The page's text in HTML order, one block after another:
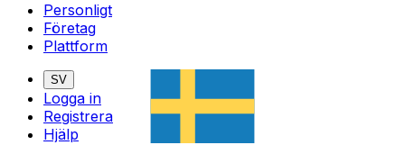
Personligt
Företag
Plattform
SV
Logga in
Registrera
Hjälp